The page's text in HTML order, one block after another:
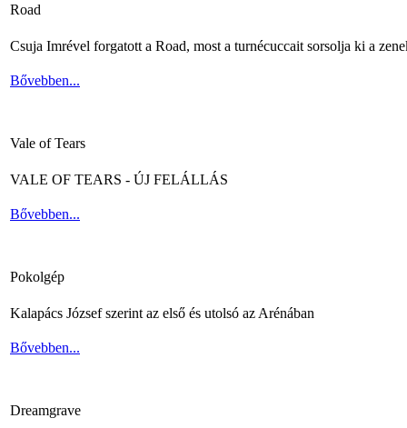
Road
Csuja Imrével forgatott a Road, most a turnécuccait sorsolja ki a
Bővebben...
Vale of Tears
VALE OF TEARS - ÚJ FELÁLLÁS
Bővebben...
Pokolgép
Kalapács József szerint az első és utolsó az Arénában
Bővebben...
Dreamgrave